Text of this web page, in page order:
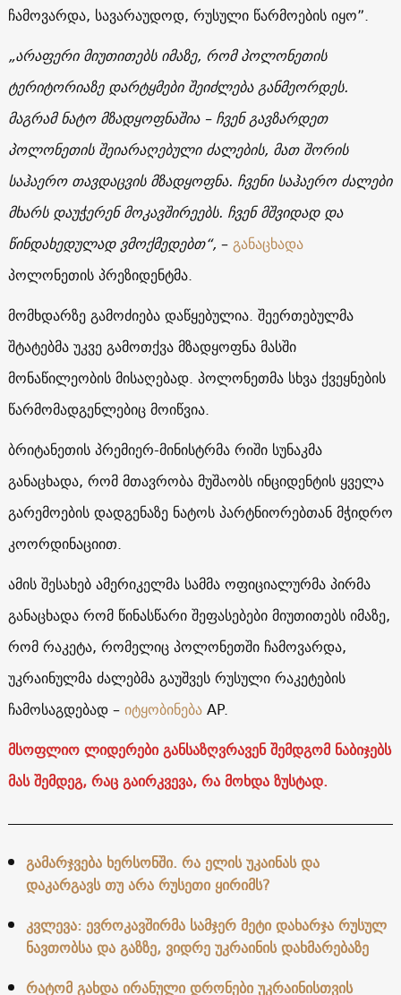
ჩამოვარდა, სავარაუდოდ, რუსული წარმოების იყო”.
„არაფერი მიუთითებს იმაზე, რომ პოლონეთის
ტერიტორიაზე დარტყმები შეიძლება განმეორდეს.
მაგრამ ნატო მზადყოფნაშია – ჩვენ გავზარდეთ
პოლონეთის შეიარაღებული ძალების, მათ შორის
საჰაერო თავდაცვის მზადყოფნა. ჩვენი საჰაერო ძალები
მხარს დაუჭერენ მოკავშირეებს. ჩვენ მშვიდად და
წინდახედულად ვმოქმედებთ“, –განაცხადა
პოლონეთის პრეზიდენტმა.
მომხდარზე გამოძიება დაწყებულია. შეერთებულმა
შტატებმა უკვე გამოთქვა მზადყოფნა მასში
მონაწილეობის მისაღებად. პოლონეთმა სხვა ქვეყნების
წარმომადგენლებიც მოიწვია.
ბრიტანეთის პრემიერ-მინისტრმა რიში სუნაკმა
განაცხადა, რომ მთავრობა მუშაობს ინციდენტის ყველა
გარემოების დადგენაზე ნატოს პარტნიორებთან მჭიდრო
კოორდინაციით.
ამის შესახებ ამერიკელმა სამმა ოფიციალურმა პირმა
განაცხადა რომ წინასწარი შეფასებები მიუთითებს იმაზე,
რომ რაკეტა, რომელიც პოლონეთში ჩამოვარდა,
უკრაინულმა ძალებმა გაუშვეს რუსული რაკეტების
ჩამოსაგდებად –იტყობინებაAP.
მსოფლიო ლიდერები განსაზღვრავენ შემდგომ ნაბიჯებს
მას შემდეგ, რაც გაირკვევა, რა მოხდა ზუსტად.
გამარჯვება ხერსონში. რა ელის უკაინას და
დაკარგავს თუ არა რუსეთი ყირიმს?
კვლევა: ევროკავშირმა სამჯერ მეტი დახარჯა რუსულ
ნავთობსა და გაზზე, ვიდრე უკრაინის დახმარებაზე
რატომ გახდა ირანული დრონები უკრაინისთვის